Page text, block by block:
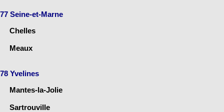
77 Seine-et-Marne
Chelles
Meaux
78 Yvelines
Mantes-la-Jolie
Sartrouville